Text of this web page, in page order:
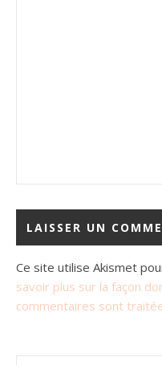
Ce site utilise Akismet
savoir plus sur la façon
commentaires sont